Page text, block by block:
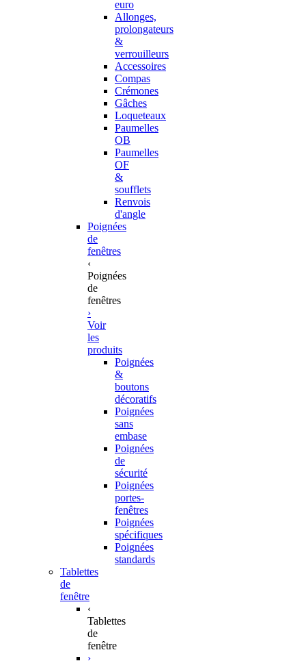
euro
Allonges,
prolongateurs
&
verrouilleurs
Accessoires
Compas
Crémones
Gâches
Loqueteaux
Paumelles
OB
Paumelles
OF
&
soufflets
Renvois
d'angle
Poignées
de
fenêtres
‹
Poignées
de
fenêtres
›
Voir
les
produits
Poignées
&
boutons
décoratifs
Poignées
sans
embase
Poignées
de
sécurité
Poignées
portes-
fenêtres
Poignées
spécifiques
Poignées
standards
Tablettes
de
fenêtre
‹
Tablettes
de
fenêtre
›